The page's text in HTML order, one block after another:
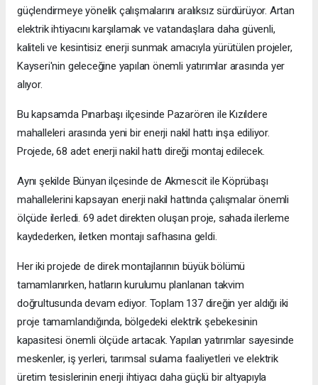
güçlendirmeye yönelik çalışmalarını aralıksız sürdürüyor. Artan
elektrik ihtiyacını karşılamak ve vatandaşlara daha güvenli,
kaliteli ve kesintisiz enerji sunmak amacıyla yürütülen projeler,
Kayseri'nin geleceğine yapılan önemli yatırımlar arasında yer
alıyor.
Bu kapsamda Pınarbaşı ilçesinde Pazarören ile Kızıldere
mahalleleri arasında yeni bir enerji nakil hattı inşa ediliyor.
Projede, 68 adet enerji nakil hattı direği montaj edilecek.
Aynı şekilde Bünyan ilçesinde de Akmescit ile Köprübaşı
mahallelerini kapsayan enerji nakil hattında çalışmalar önemli
ölçüde ilerledi. 69 adet direkten oluşan proje, sahada ilerleme
kaydederken, iletken montajı safhasına geldi.
Her iki projede de direk montajlarının büyük bölümü
tamamlanırken, hatların kurulumu planlanan takvim
doğrultusunda devam ediyor. Toplam 137 direğin yer aldığı iki
proje tamamlandığında, bölgedeki elektrik şebekesinin
kapasitesi önemli ölçüde artacak. Yapılan yatırımlar sayesinde
meskenler, iş yerleri, tarımsal sulama faaliyetleri ve elektrik
üretim tesislerinin enerji ihtiyacı daha güçlü bir altyapıyla